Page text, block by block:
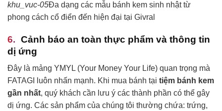
khu_vuc-05Đa dạng các mẫu bánh kem sinh nhật từ
phong cách cổ điển đến hiện đại tại Givral
Cảnh báo an toàn thực phẩm và thông tin
dị ứng
Đây là mảng YMYL (Your Money Your Life) quan trọng mà
FATAGI luôn nhấn mạnh. Khi mua bánh tại tiệm bánh kem
gần nhất, quý khách cần lưu ý các thành phần có thể gây
dị ứng. Các sản phẩm của chúng tôi thường chứa: trứng,